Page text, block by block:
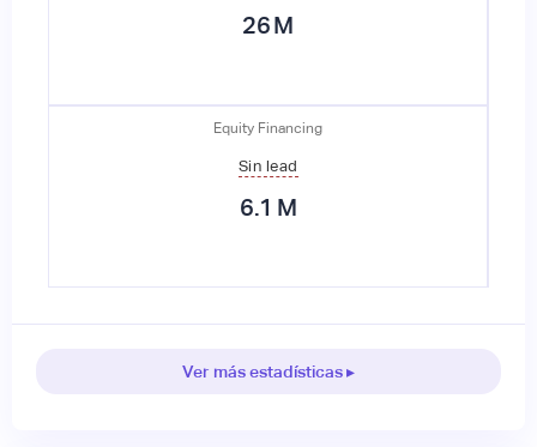
26M
Equity Financing
Sin lead
6.1 M
Ver más estadísticas ▸